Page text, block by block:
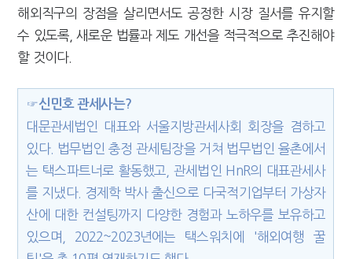
해외직구의 장점을 살리면서도 공정한 시장 질서를 유지할
수 있도록, 새로운 법률과 제도 개선을 적극적으로 추진해야
할 것이다.
☞신민호 관세사는?
대문관세법인 대표와 서울지방관세사회 회장을 겸하고
있다. 법무법인 충정 관세팀장을 거쳐 법무법인 율촌에서
는 택스파트너로 활동했고, 관세법인 HnR의 대표관세사
를 지냈다. 경제학 박사 출신으로 다국적기업부터 가상자
산에 대한 컨설팅까지 다양한 경험과 노하우를 보유하고
있으며, 2022~2023년에는 택스워치에 '해외여행 꿀